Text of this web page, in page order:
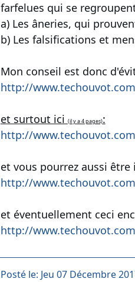
farfelues qui se
a) Les âneries, qui
b) Les falsifications et
Mon conseil est donc
http://
et surtout ici (il y a 4 pages):
http://
et vous pourrez aussi être
http://
et éventuellement ceci
http://
Posté le: Jeu 07 Décembre